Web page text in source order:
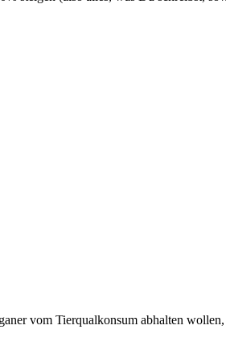
vom Tierqualkonsum abhalten